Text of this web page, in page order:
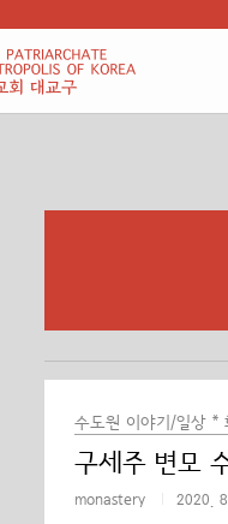
수도원 이야기/일상 *
구세주 변모
monastery 2020.